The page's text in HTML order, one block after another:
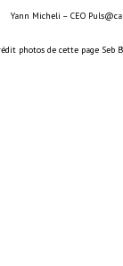
Yann Micheli – CEO
photos de cette page Seb